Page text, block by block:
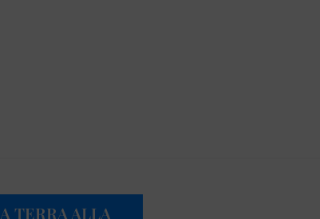
TERRA ALLA